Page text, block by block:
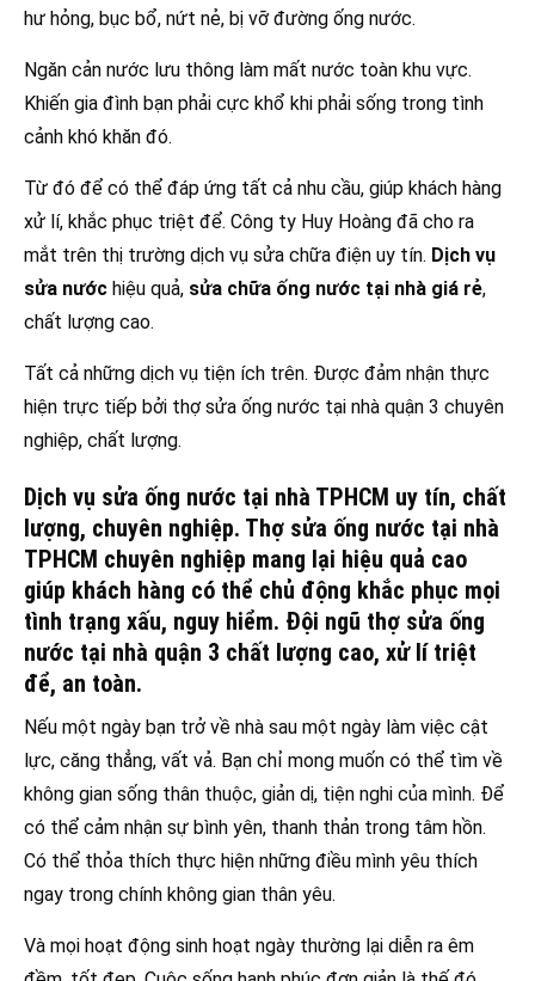
hư hỏng, bục bổ, nứt nẻ, bị vỡ đường ống nước.
Ngăn cản nước lưu thông làm mất nước toàn khu vực.
Khiến gia đình bạn phải cực khổ khi phải sống trong tình
cảnh khó khăn đó.
Từ đó để có thể đáp ứng tất cả nhu cầu, giúp khách hàng
xử lí, khắc phục triệt để. Công ty Huy Hoàng đã cho ra
mắt trên thị trường dịch vụ sửa chữa điện uy tín. Dịch vụ
sửa nước hiệu quả, sửa chữa ống nước tại nhà giá rẻ,
chất lượng cao.
Tất cả những dịch vụ tiện ích trên. Được đảm nhận thực
hiện trực tiếp bởi thợ sửa ống nước tại nhà quận 3 chuyên
nghiệp, chất lượng.
Dịch vụ sửa ống nước tại nhà TPHCM uy tín, chất
lượng, chuyên nghiệp. Thợ sửa ống nước tại nhà
TPHCM chuyên nghiệp mang lại hiệu quả cao
giúp khách hàng có thể chủ động khắc phục mọi
tình trạng xấu, nguy hiểm. Đội ngũ thợ sửa ống
nước tại nhà quận 3 chất lượng cao, xử lí triệt
để, an toàn.
Nếu một ngày bạn trở về nhà sau một ngày làm việc cật
lực, căng thẳng, vất vả. Bạn chỉ mong muốn có thể tìm về
không gian sống thân thuộc, giản dị, tiện nghi của mình. Để
có thể cảm nhận sự bình yên, thanh thản trong tâm hồn.
Có thể thỏa thích thực hiện những điều mình yêu thích
ngay trong chính không gian thân yêu.
Và mọi hoạt động sinh hoạt ngày thường lại diễn ra êm